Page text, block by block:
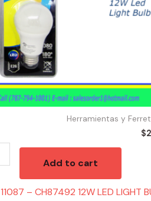
Herramientas y
$
Add to cart
11087 – CH87492 12W LED LIGHT